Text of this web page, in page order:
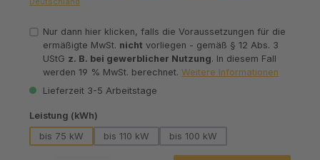
Nur dann hier klicken, falls die Voraussetzungen für die
ermäßigte MwSt. nicht vorliegen - gemäß § 12 Abs. 3
UStG z. B. bei gewerblicher Nutzung. In diesem Fall
werden 19 % MwSt. berechnet.Weitere Informationen
Lieferzeit 3-5 Arbeitstage
Leistung (kWh)
bis 75 kW
bis 110 kW bis 100 kW